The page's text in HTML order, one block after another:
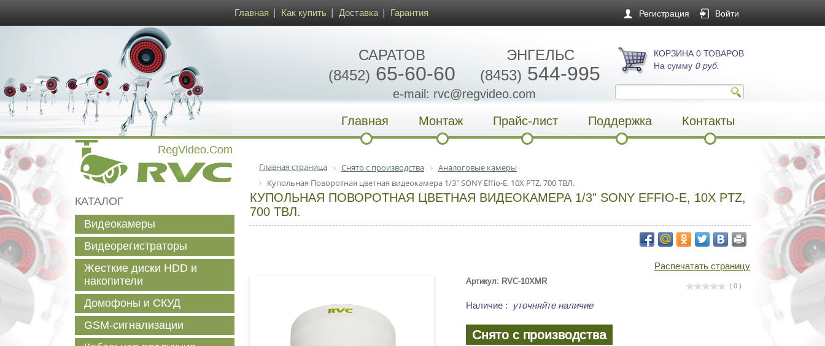
Главная Как купить Доставка Гарантия Регистрация Войти
САРАТОВ
(8452) 65-60-60
ЭНГЕЛЬС
(8453) 544-995
e-mail: rvc@regvideo.com
КОРЗИНА 0 ТОВАРОВ
На сумму 0 руб.
Главная Монтаж Прайс-лист Поддержка Контакты
Главная страница Снято с производства
Аналоговые камеры
Купольная Поворотная цветная видеокамера 1/3" SONY Effio-E, 10X PTZ, 700 ТВЛ.
КУПОЛЬНАЯ ПОВОРОТНАЯ ЦВЕТНАЯ ВИДЕОКАМЕРА 1/3" SONY EFFIO-E, 10X PTZ,
700 ТВЛ.
Распечатать страницу
( 0 )
Артикул: RVC-10XMR
Наличие : уточняйте наличие
Снято с производства
КАТАЛОГ
Видеокамеры
Видеорегистраторы
Жесткие диски HDD и
накопители
Домофоны и СКУД
GSM-сигнализации